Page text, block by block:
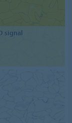
signal